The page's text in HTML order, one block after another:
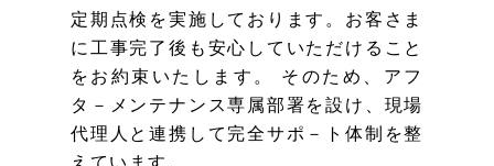
定期点検を実施しております。お客さま
に工事完了後も安心していただけること
をお約束いたします。 そのため、アフ
タ－メンテナンス専属部署を設け、現場
代理人と連携して完全サポ－ト体制を整